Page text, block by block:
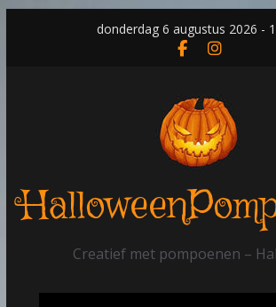
donderdag 6 augustus 2026 -
Creatief met pompoenen –